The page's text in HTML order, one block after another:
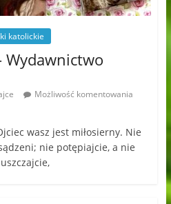
katolickie
Wydawnictwo
Możliwość komentowania
wasz jest miłosierny. Nie
nie potępiajcie, a nie